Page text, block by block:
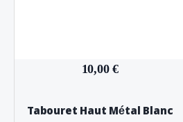
10,00 €
Tabouret Haut Métal Blanc